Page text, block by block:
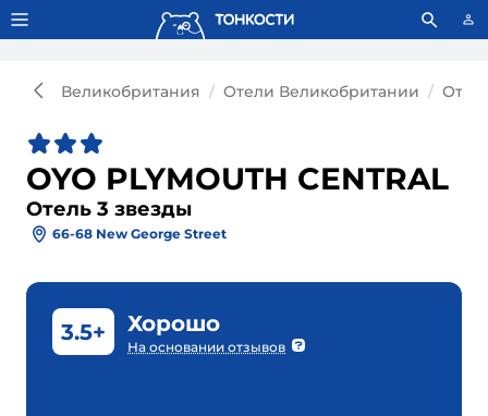
Тонкости используют сookie-файлы. Что это значит?
Великобритания Отели Великобритании
OYO PLYMOUTH CENTRAL
Отель 3 звезды
66-68 New George Street
3.5+ Хорошо
На основании отзывов